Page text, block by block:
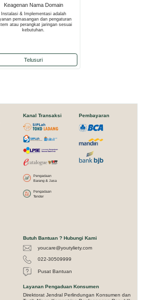
Keagenan Nama Domain
Instalasi & Implementasi adalah
pemasangan dan pengaturan
atau perangkat jaringan sesuai
kebutuhan.
Telusuri
Kanal Transaksi
Pengadaan
Barang & Jasa
Pengadaan
Tender
Pembayaran
Butuh Bantuan ? Hubungi Kami
youcare@youtyliety.com
022-30509999
Pusat Bantuan
Layanan Pengaduan Konsumen
Direktorat Jendral Perlindungan Konsumen dan